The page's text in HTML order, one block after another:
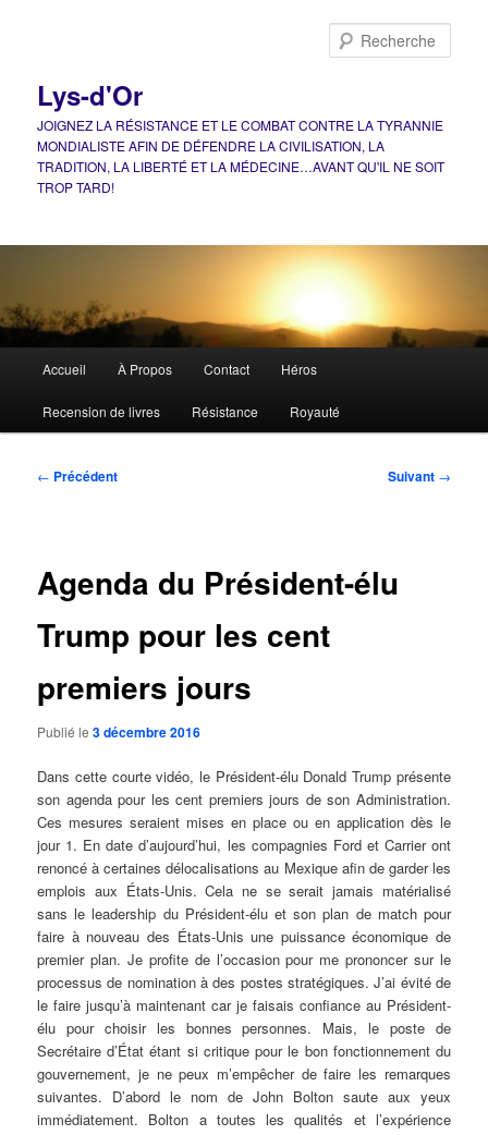
Lys-d'Or
JOIGNEZ LA RÉSISTANCE ET LE COMBAT CONTRE LA TYRANNIE
MONDIALISTE AFIN DE DÉFENDRE LA CIVILISATION, LA
TRADITION, LA LIBERTÉ ET LA MÉDECINE…AVANT QU'IL NE SOIT
TROP TARD!
principal
Accueil À Propos Contact Héros
Recension de livres Résistance Royauté
Navigation
← Précédent Suivant →
Agenda du Président-élu
Trump pour les cent
premiers jours
Publié le3 décembre 2016
Dans cette courte vidéo, le Président-élu Donald Trump présente
son agenda pour les cent premiers jours de son Administration.
Ces mesures seraient mises en place ou en application dès le
jour 1. En date d’aujourd’hui, les compagnies Ford et Carrier ont
renoncé à certaines délocalisations au Mexique afin de garder les
emplois aux États-Unis. Cela ne se serait jamais matérialisé
sans le leadership du Président-élu et son plan de match pour
faire à nouveau des États-Unis une puissance économique de
premier plan. Je profite de l’occasion pour me prononcer sur le
processus de nomination à des postes stratégiques. J’ai évité de
le faire jusqu’à maintenant car je faisais confiance au Président-
élu pour choisir les bonnes personnes. Mais, le poste de
Secrétaire d’État étant si critique pour le bon fonctionnement du
gouvernement, je ne peux m’empêcher de faire les remarques
suivantes. D’abord le nom de John Bolton saute aux yeux
immédiatement. Bolton a toutes les qualités et l’expérience